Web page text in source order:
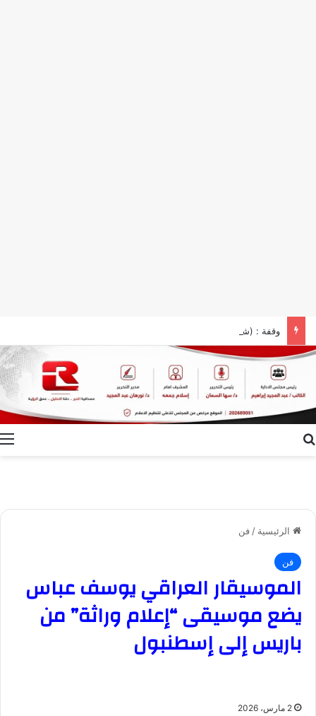
وقفة : (شوية انضباط ياسادة)
الرئيسية / فن
فن
الموسيقار العراقي يوسف عباس
يضع موسيقى “إعلام وراثة” من
باريس إلى إسطنبول
2 مارس، 2026